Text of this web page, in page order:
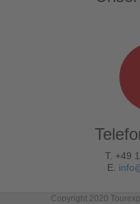
T. +49
E.
Copyright 2020